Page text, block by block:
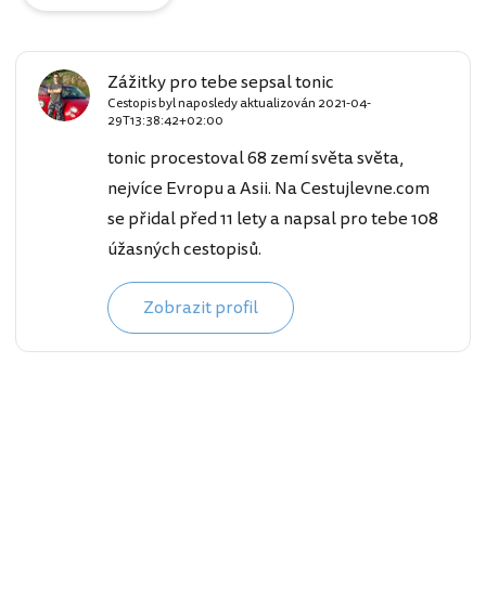
Zážitky pro tebe sepsal tonic
Cestopis byl naposledy aktualizován 2021-04-
29T13:38:42+02:00
tonic procestoval 68 zemí světa světa,
nejvíce Evropu a Asii. Na Cestujlevne.com
se přidal před 11 lety a napsal pro tebe 108
úžasných cestopisů.
Zobrazit profil